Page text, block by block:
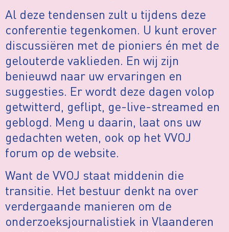
Al deze tendensen zult u tijdens deze
conferentie tegenkomen. U kunt erover
discussiëren met de pioniers én met de
gelouterde vaklieden. En wij zijn
benieuwd naar uw ervaringen en
suggesties. Er wordt deze dagen volop
getwitterd, geflipt, ge-live-streamed en
geblogd. Meng u daarin, laat ons uw
gedachten weten, ook op het VVOJ
forum op de website.
Want de VVOJ staat middenin die
transitie. Het bestuur denkt na over
verdergaande manieren om de
onderzoeksjournalistiek in Vlaanderen